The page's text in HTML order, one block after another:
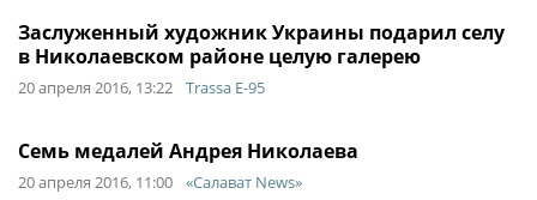
Заслуженный художник Украины подарил селу
в Николаевском районе целую галерею
20 апреля 2016, 13:22 Trassa E-95
Семь медалей Андрея Николаева
20 апреля 2016, 11:00 «Салават News»